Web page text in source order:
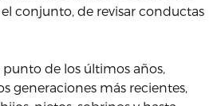
conjunto, de revisar conductas
de los últimos años,
generaciones más recientes,